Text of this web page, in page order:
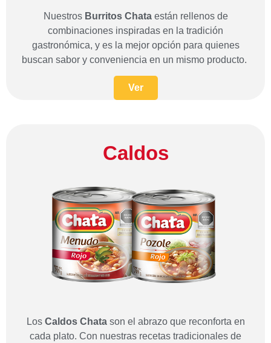
Nuestros Burritos Chataestán rellenos de
combinaciones inspiradas en la tradición
gastronómica, y es la mejor opción para quienes
buscan sabor y conveniencia en un mismo producto.
Ver
Caldos
Los Caldos Chatason el abrazo que reconforta en
cada plato. Con nuestras recetas tradicionales de